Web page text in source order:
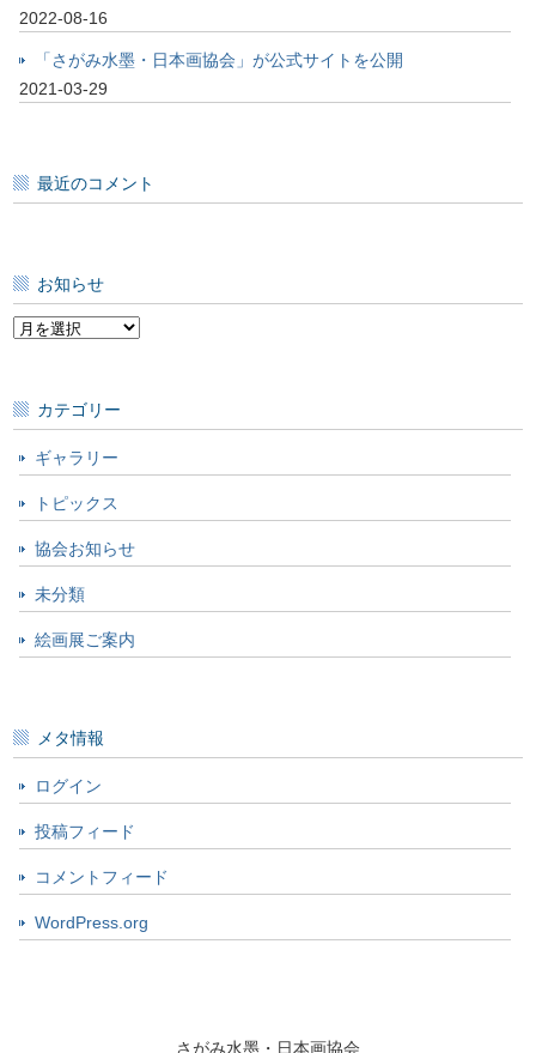
2022-08-16
「さがみ水墨・日本画協会」が公式サイトを公開
2021-03-29
最近のコメント
お知らせ
お
せ カテゴリー
ギャラリー
トピックス
協会お知らせ
未分類
絵画展ご案内
メタ情報
ログイン
投稿フィード
コメントフィード
WordPress.org
さがみ水墨・日本画協会